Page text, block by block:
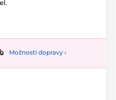
Možnosti dopravy ›